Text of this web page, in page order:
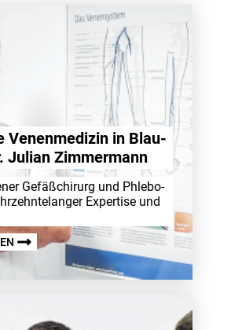
Venen­me­dizin in Blau­
Julian Zimmer­mann
Gefä­ßchirurg und Phle­bo­
Exper­tise und